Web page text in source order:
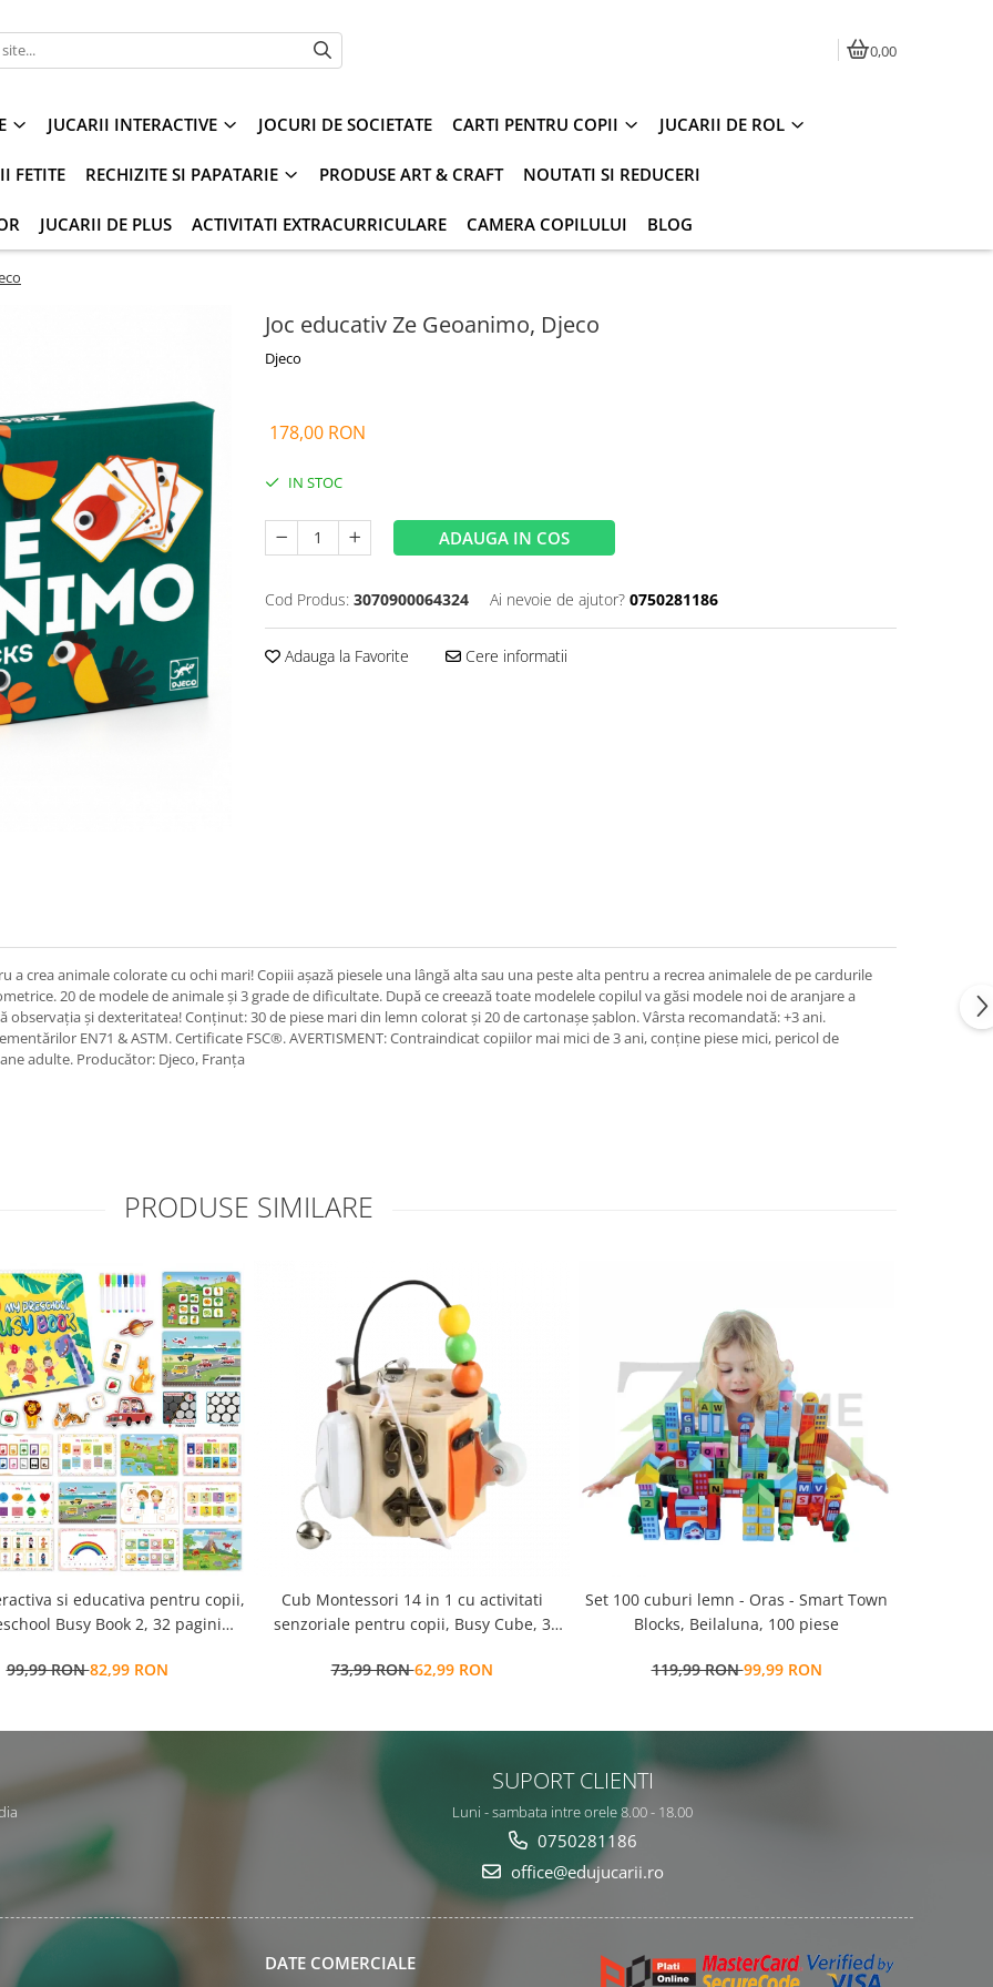
0,00
JUCARII INTERACTIVE JOCURI DE SOCIETATE CARTI PENTRU COPII JUCARII DE ROL
FETITE RECHIZITE SI PAPATARIE PRODUSE ART & CRAFT NOUTATI SI REDUCERI
JUCARII DE PLUS ACTIVITATI EXTRACURRICULARE CAMERA COPILULUI BLOG
Joc educativ Ze Geoanimo, Djeco
Djeco
178,00 RON
IN STOC
ADAUGA IN COS
Cod Produs: 3070900064324 Ai nevoie de ajutor? 0750281186
Adauga la Favorite Cere informatii
crea animale colorate cu ochi mari! Copiii așază piesele una lângă alta sau una peste alta pentru a recrea animalele de pe cardurile
20 de modele de animale și 3 grade de dificultate. După ce creează toate modelele copilul va găsi modele noi de aranjare a
și dexteritatea! Conținut: 30 de piese mari din lemn colorat și 20 de cartonașe șablon. Vârsta recomandată: +3 ani.
EN71 & ASTM. Certificate FSC®. AVERTISMENT: Contraindicat copiilor mai mici de 3 ani, conţine piese mici, pericol de
adulte. Producător: Djeco, Franța
PRODUSE SIMILARE
si educativa pentru copii,
Busy Book 2, 32 pagini
Limba Engleza, 3 ani+,
99,99 RON82,99 RON
Cub Montessori 14 in 1 cu activitati
senzoriale pentru copii, Busy Cube, 3
73,99 RON62,99 RON
Set 100 cuburi lemn - Oras - Smart Town
Blocks, Beilaluna, 100 piese
119,99 RON99,99 RON
SUPORT CLIENTI
Luni - sambata intre orele 8.00 - 18.00
0750281186
office@edujucarii.ro
DATE COMERCIALE